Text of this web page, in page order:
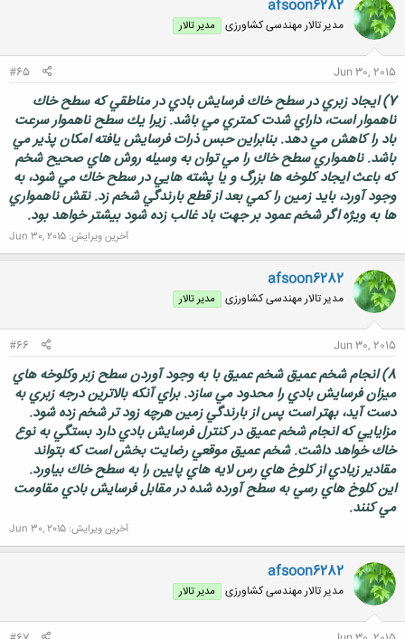
afsoon6282
مدیر تالار مهندسی كشاورزی مدیر تالار
Jun 30, 2015
#65
7) ايجاد زبري در سطح خاك فرسايش بادي در مناطقي كه سطح خاك
ناهموار است، داراي شدت كمتري مي باشد. زيرا يك سطح ناهموار سرعت
باد را كاهش مي دهد. بنابراين حبس ذرات فرسايش يافته امكان پذير مي
باشد. ناهمواري سطح خاك را مي توان به وسيله روش هاي صحيح شخم
كه باعث ايجاد كلوخه ها بزرگ و يا پشته هايي در سطح خاك مي شود، به
وجود آورد، بايد زمين را كمي بعد از قطع بارندگي شخم زد. نقش ناهمواري
ها به ويژه اگر شخم عمود بر جهت باد غالب زده شود بيشتر خواهد بود.
آخرین ویرایش: Jun 30, 2015
afsoon6282
مدیر تالار مهندسی كشاورزی مدیر تالار
Jun 30, 2015
#66
8) انجام شخم عميق شخم عميق با به وجود آوردن سطح زبر وكلوخه هاي
ميزان فرسايش بادي را محدود مي سازد. براي آنكه بالاترين درجه زبري به
دست آيد، بهتر است پس از بارندگي زمين هرچه زود تر شخم زده شود.
مزايايي كه انجام شخم عميق در كنترل فرسايش بادي دارد بستگي به نوع
خاك خواهد داشت. شخم عميق موقعي رضايت بخش است كه بتواند
مقادير زيادي از كلوخ هاي رس لايه هاي پايين را به سطح خاك بياورد.
اين كلوخ هاي رسي به سطح آورده شده در مقابل فرسايش بادي مقاومت
مي كنند.
آخرین ویرایش: Jun 30, 2015
afsoon6282
مدیر تالار مهندسی كشاورزی مدیر تالار